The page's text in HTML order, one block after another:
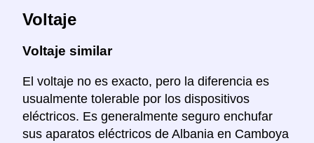
Voltaje
Voltaje similar
El voltaje no es exacto, pero la diferencia es
usualmente tolerable por los dispositivos
eléctricos. Es generalmente seguro enchufar
sus aparatos eléctricos de Albania en Camboya